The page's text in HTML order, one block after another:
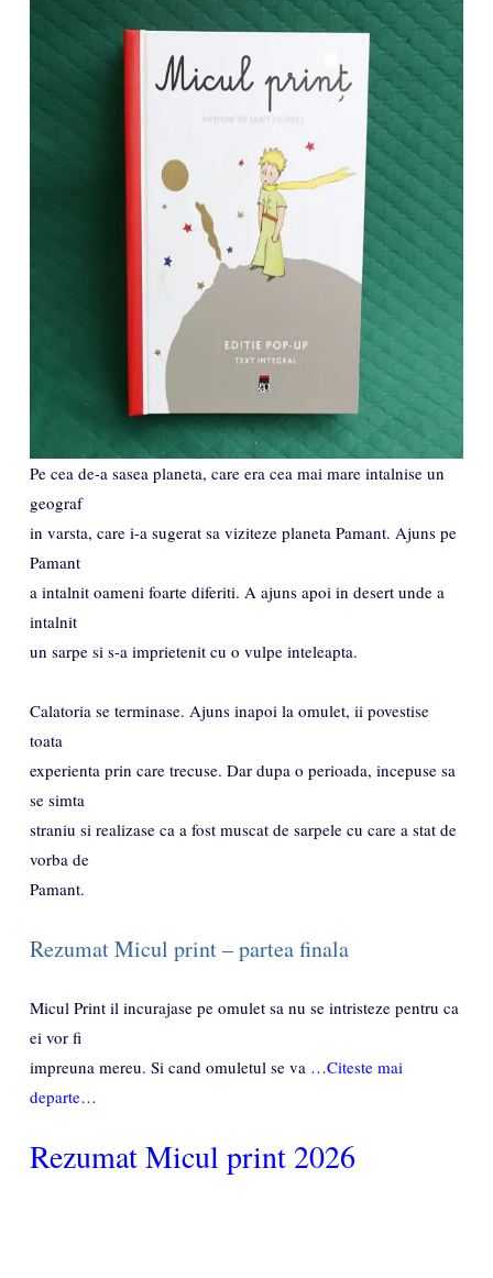
Pe cea de-a sasea planeta, care era cea mai mare intalnise un
geograf
in varsta, care i-a sugerat sa viziteze planeta Pamant. Ajuns pe
Pamant
a intalnit oameni foarte diferiti. A ajuns apoi in desert unde a
intalnit
un sarpe si s-a imprietenit cu o vulpe inteleapta.
Calatoria se terminase. Ajuns inapoi la omulet, ii povestise
toata
experienta prin care trecuse. Dar dupa o perioada, incepuse sa
se simta
straniu si realizase ca a fost muscat de sarpele cu care a stat de
vorba de
Pamant.
Rezumat Micul print – partea finala
Micul Print il incurajase pe omulet sa nu se intristeze pentru ca
ei vor fi
impreuna mereu. Si cand omuletul se va …Citeste mai
departe…
Rezumat Micul print 2026